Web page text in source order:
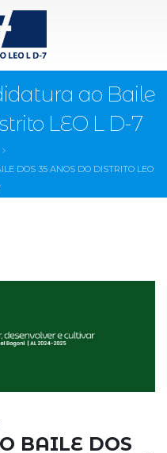
ao Baile
LEO L D-7
DOS 35 ANOS DO DISTRITO LEO
BAILE DOS